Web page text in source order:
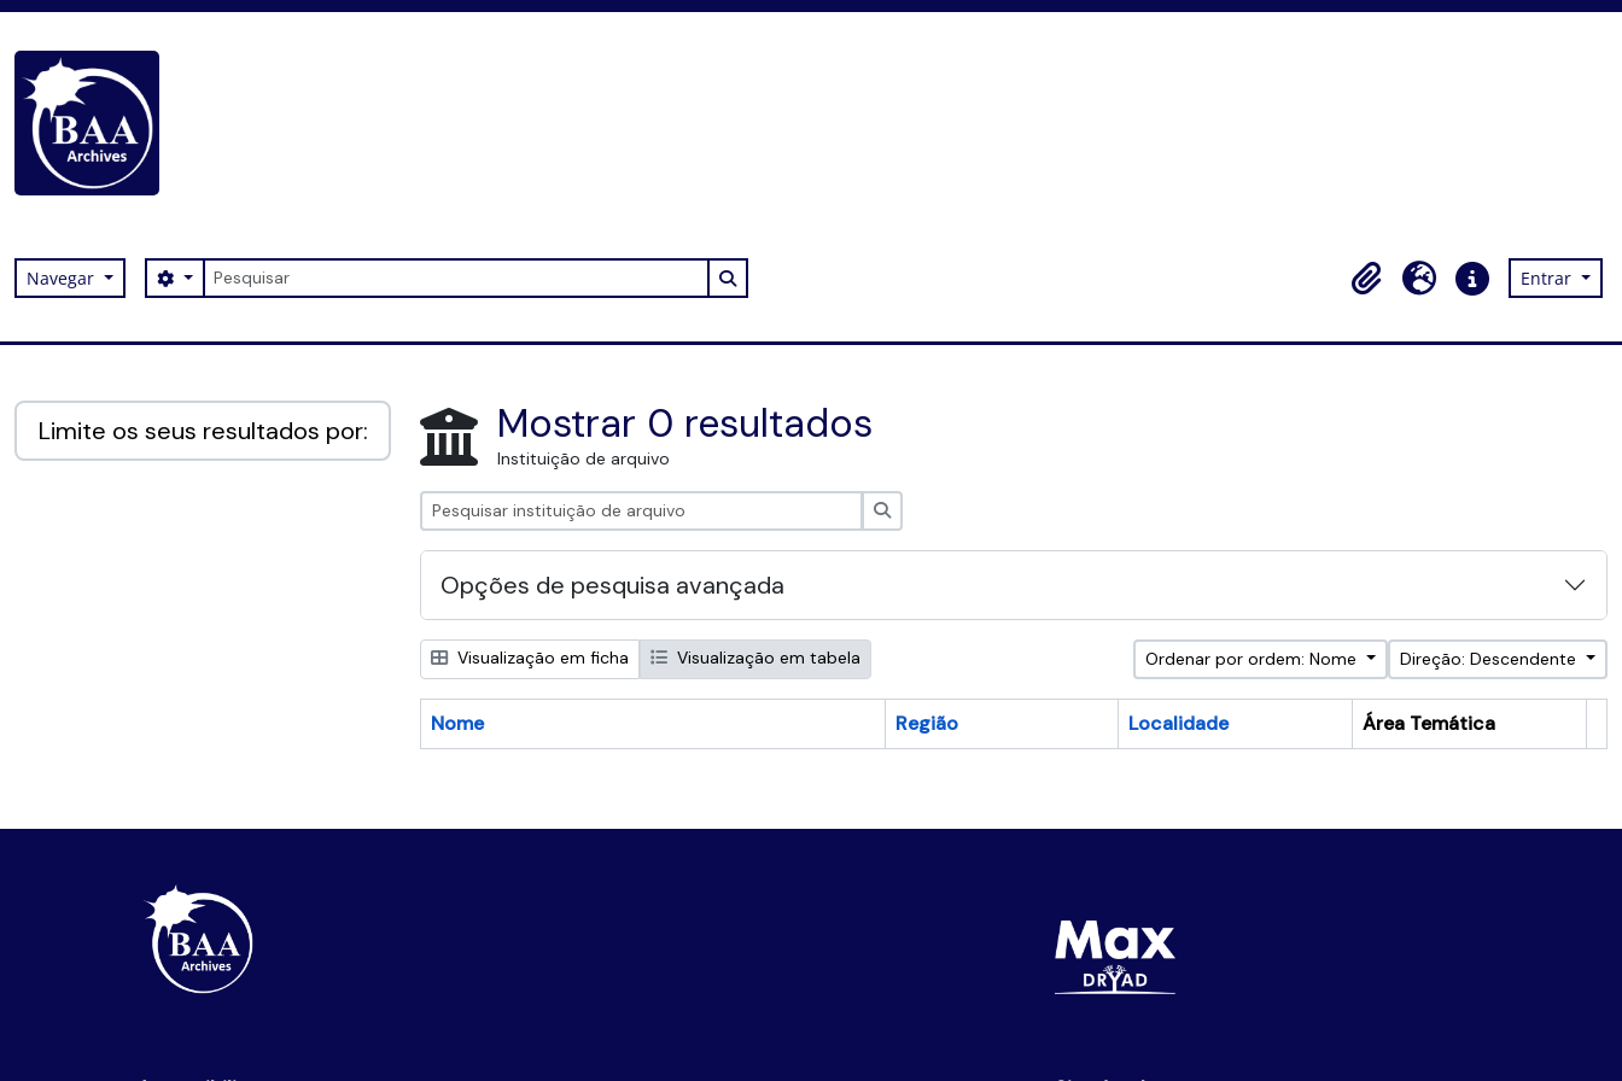
Navegar Pesquisar
Search options Search in browse page
Área de transferência
Idioma Ligações rápidas
Entrar
Limite os seus resultados por: Mostrar 0 resultados
Instituição de arquivo
Opções de pesquisa avançada
Visualização em ficha Visualização em tabela Ordenar por ordem: Nome Direção: Descendente
Nome Região Localidade
Área Temática